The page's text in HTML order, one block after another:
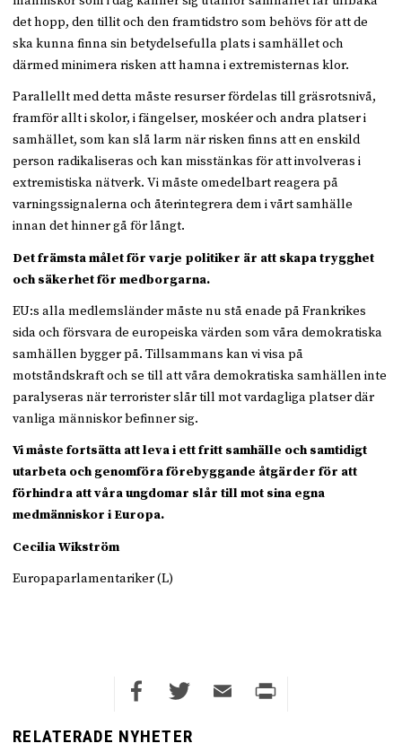
RELATERADE NYHETER
det hopp, den tillit och den framtidstro som behövs för att de
ska kunna finna sin betydelsefulla plats i samhället och
därmed minimera risken att hamna i extremisternas klor.
Parallellt med detta måste resurser fördelas till gräsrotsnivå,
framför allt i skolor, i fängelser, moskéer och andra platser i
samhället, som kan slå larm när risken finns att en enskild
person radikaliseras och kan misstänkas för att involveras i
extremistiska nätverk. Vi måste omedelbart reagera på
varningssignalerna och återintegrera dem i vårt samhälle
innan det hinner gå för långt.
Det främsta målet för varje politiker är att skapa trygghet
och säkerhet för medborgarna.
EU:s alla medlemsländer måste nu stå enade på Frankrikes
sida och försvara de europeiska värden som våra demokratiska
samhällen bygger på. Tillsammans kan vi visa på
motståndskraft och se till att våra demokratiska samhällen inte
paralyseras när terrorister slår till mot vardagliga platser där
vanliga människor befinner sig.
Vi måste fortsätta att leva i ett fritt samhälle och samtidigt
utarbeta och genomföra förebyggande åtgärder för att
förhindra att våra ungdomar slår till mot sina egna
medmänniskor i Europa.
Cecilia Wikström
Europaparlamentariker (L)
Facebook
Twitter
Email